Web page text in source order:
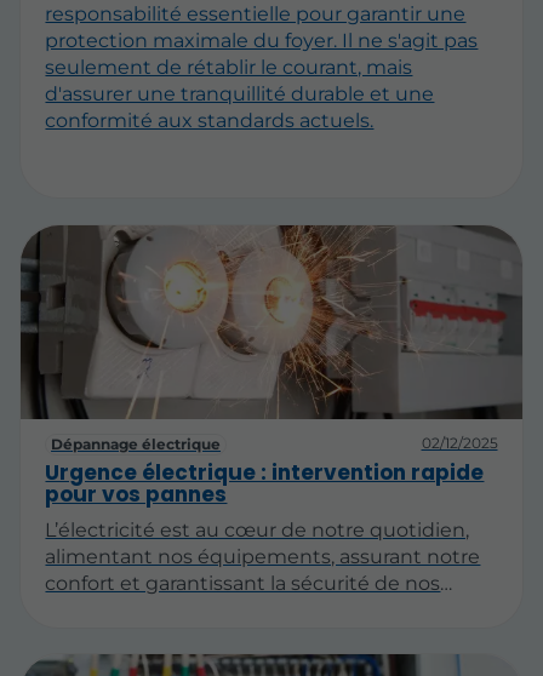
responsabilité essentielle pour garantir une
protection maximale du foyer. Il ne s'agit pas
seulement de rétablir le courant, mais
d'assurer une tranquillité durable et une
conformité aux standards actuels.
Dépannage électrique 02/12/2025
Urgence électrique : intervention rapide
pour vos pannes
L’électricité est au cœur de notre quotidien,
alimentant nos équipements, assurant notre
confort et garantissant la sécurité de nos
paralysant une partie ou la totalité de notre